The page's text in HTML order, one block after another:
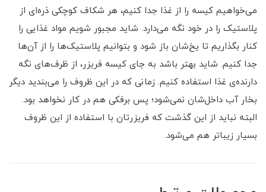
می‌خواهیم کیسه را از غذا جدا کنیم، هر شکاف کوچکی ذره‌ای از
پلاستیک را در خود نگه می‌دارد. شاید مجبور شویم مواد غذایی را
کنار بگذاریم تا یخ‌شان باز شود و بتوانیم پلاستیک‌ها را از آن‌ها
جدا کنیم. شاید بهتر باشد به جای کیسه فریزر، از ظرف‌های نگه
دارنده‌ی غذا استفاده کنیم. زمانی که در این ظروف را می‌بندید دیگر
بخار آب داخل‌شان نمی‌شود؛ پس برفکی هم در کار نخواهد بود.
البته نباید از این گذشت که فریزرتان با استفاده از این ظروف
بسیار زیباتر هم می‌شود.